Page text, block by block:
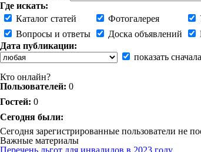
Где искать:
Каталог статей
Фотогалерея
Вопросы и ответы
Доска объявлений
Дата публикации:
показать
Кто онлайн?
Пользователей: 0
Гостей: 0
Сегодня были:
Сегодня зарегистрированные пользователи не
Важные материалы
Перечень льгот для инвалидов в 2023 году